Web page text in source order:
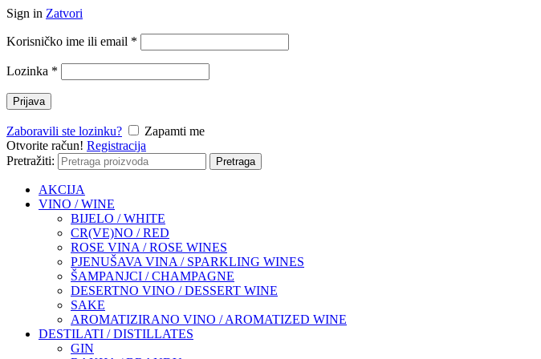
Sign in Zatvori
Korisničko ime ili email *
Lozinka *
Prijava
Zaboravili ste lozinku?
Zapamti me
Otvorite račun! Registracija
Pretražiti:
Pretraga
AKCIJA
VINO / WINE
BIJELO / WHITE
CR(VE)NO / RED
ROSE VINA / ROSE WINES
PJENUŠAVA VINA / SPARKLING WINES
ŠAMPANJCI / CHAMPAGNE
DESERTNO VINO / DESSERT WINE
SAKE
AROMATIZIRANO VINO / AROMATIZED WINE
DESTILATI / DISTILLATES
GIN